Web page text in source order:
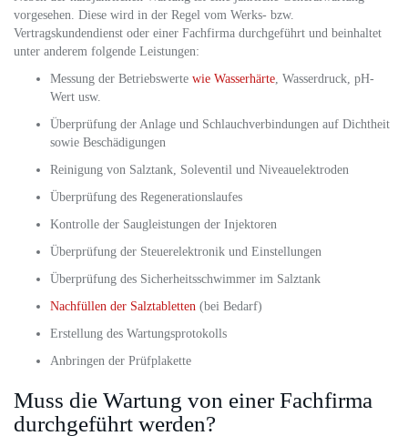
vorgesehen. Diese wird in der Regel vom Werks- bzw.
Vertragskundendienst oder einer Fachfirma durchgeführt und beinhaltet
unter anderem folgende Leistungen:
Messung der Betriebswerte wie Wasserhärte, Wasserdruck, pH-
Wert usw.
Überprüfung der Anlage und Schlauchverbindungen auf Dichtheit
sowie Beschädigungen
Reinigung von Salztank, Soleventil und Niveauelektroden
Überprüfung des Regenerationslaufes
Kontrolle der Saugleistungen der Injektoren
Überprüfung der Steuerelektronik und Einstellungen
Überprüfung des Sicherheitsschwimmer im Salztank
Nachfüllen der Salztabletten (bei Bedarf)
Erstellung des Wartungsprotokolls
Anbringen der Prüfplakette
Muss die Wartung von einer Fachfirma
durchgeführt werden?